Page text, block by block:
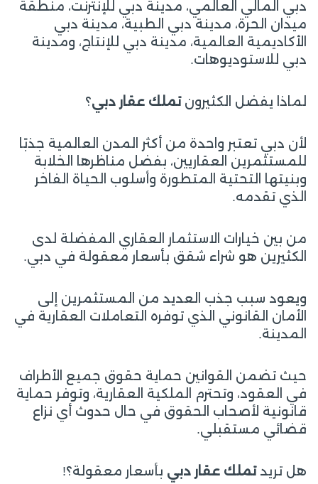
دبي المالي العالمي، مدينة دبي للإنترنت، منطقة
ميدان الحرة، مدينة دبي الطبية، مدينة دبي
الأكاديمية العالمية، مدينة دبي للإنتاج، ومدينة
دبي للاستوديوهات.
لماذا يفضل الكثيرونتملك عقار دبي؟
لأن دبي تعتبر واحدة من أكثر المدن العالمية جذبًا
للمستثمرين العقاريين، بفضل مناظرها الخلابة
وبنيتها التحتية المتطورة وأسلوب الحياة الفاخر
الذي تقدمه.
من بين خيارات الاستثمار العقاري المفضلة لدى
الكثيرين هو شراء شقق بأسعار معقولة في دبي.
ويعود سبب جذب العديد من المستثمرين إلى
الأمان القانوني الذي توفره التعاملات العقارية في
المدينة.
حيث تضمن القوانين حماية حقوق جميع الأطراف
في العقود، وتحترم الملكية العقارية، وتوفر حماية
قانونية لأصحاب الحقوق في حال حدوث أي نزاع
قضائي مستقبلي.
هل تريدتملك عقار دبي بأسعار معقولة؟!